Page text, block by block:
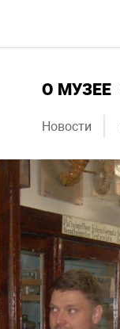
О МУЗЕЕ
Новости